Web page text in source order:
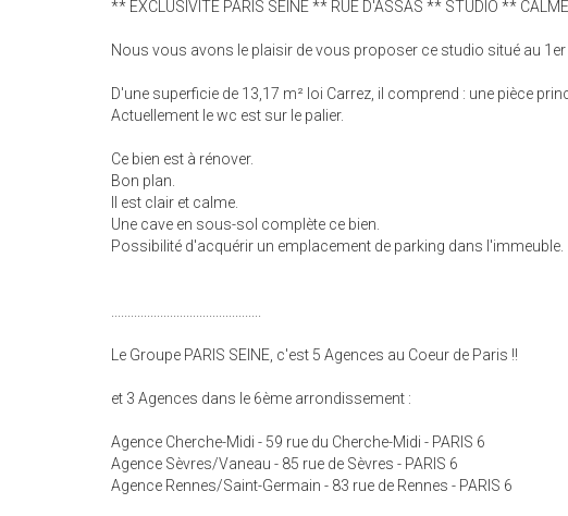
** EXCLUSIVITÉ PARIS SEINE ** RUE D'ASSAS ** STUDIO **
Nous vous avons le plaisir de vous proposer ce studio situé au
D'une superficie de 13,17 m² loi Carrez, il comprend : une pièce
Actuellement le wc est sur le palier.
Ce bien est à rénover.
Bon plan.
Il est clair et calme.
Une cave en sous-sol complète ce bien.
Possibilité d'acquérir un emplacement de parking dans l'immeuble.
..............................................
Le Groupe PARIS SEINE, c'est 5 Agences au Coeur de Paris !!
et 3 Agences dans le 6ème arrondissement :
Agence Cherche-Midi - 59 rue du Cherche-Midi - PARIS 6
Agence Sèvres/Vaneau - 85 rue de Sèvres - PARIS 6
Agence Rennes/Saint-Germain - 83 rue de Rennes - PARIS 6